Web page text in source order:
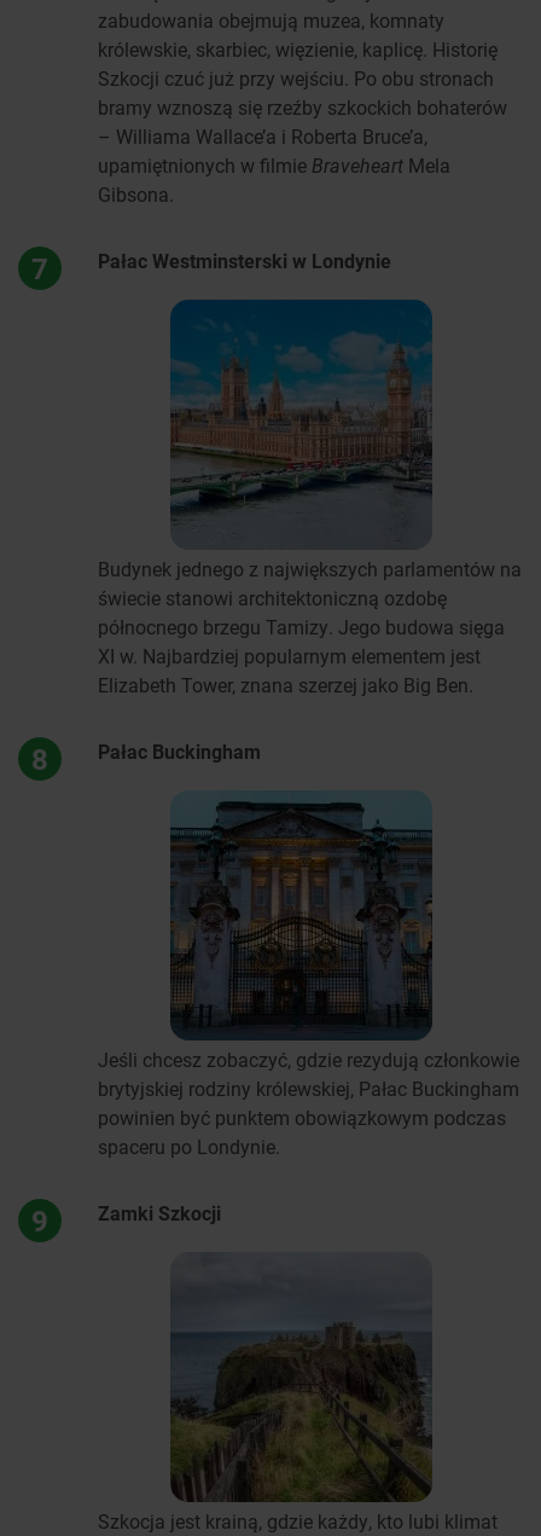
zabudowania obejmują muzea, komnaty
królewskie, skarbiec, więzienie, kaplicę. Historię
Szkocji czuć już przy wejściu. Po obu stronach
bramy wznoszą się rzeźby szkockich bohaterów
– Williama Wallace’a i Roberta Bruce’a,
upamiętnionych w filmie Braveheart Mela
Gibsona.
7 Pałac Westminsterski w Londynie
Budynek jednego z największych parlamentów na
świecie stanowi architektoniczną ozdobę
północnego brzegu Tamizy. Jego budowa sięga
XI w. Najbardziej popularnym elementem jest
Elizabeth Tower, znana szerzej jako Big Ben.
8 Pałac Buckingham
Jeśli chcesz zobaczyć, gdzie rezydują członkowie
brytyjskiej rodziny królewskiej, Pałac Buckingham
powinien być punktem obowiązkowym podczas
spaceru po Londynie.
9 Zamki Szkocji
Szkocja jest krainą, gdzie każdy, kto lubi klimat